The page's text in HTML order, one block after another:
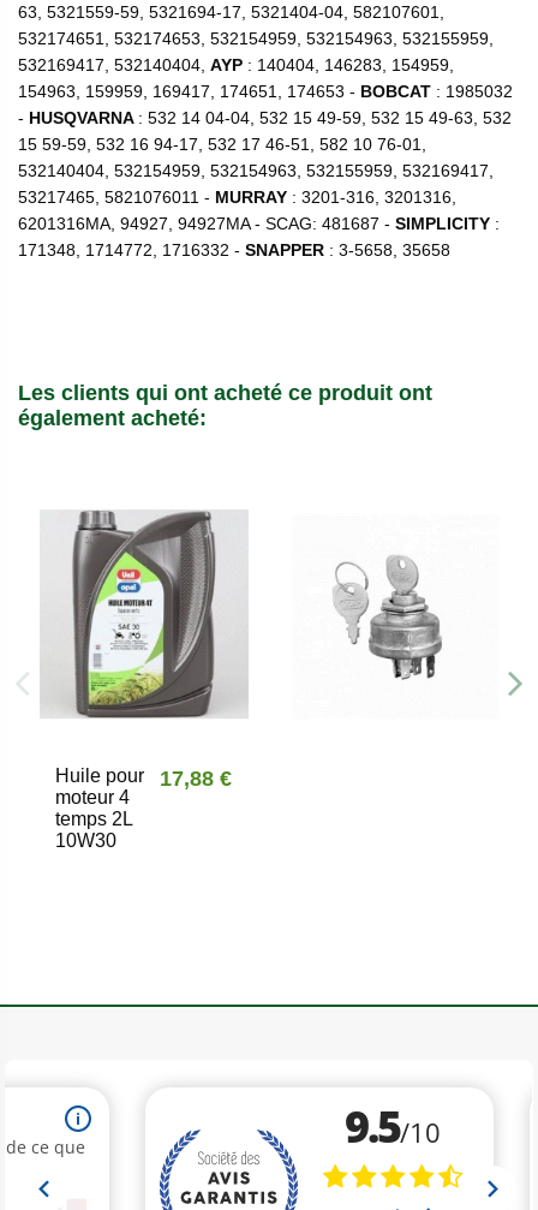
63, 5321559-59, 5321694-17, 5321404-04, 582107601,
532174651, 532174653, 532154959, 532154963, 532155959,
532169417, 532140404, AYP : 140404, 146283, 154959,
154963, 159959, 169417, 174651, 174653 - BOBCAT : 1985032
- HUSQVARNA : 532 14 04-04, 532 15 49-59, 532 15 49-63, 532
15 59-59, 532 16 94-17, 532 17 46-51, 582 10 76-01,
532140404, 532154959, 532154963, 532155959, 532169417,
53217465, 5821076011 - MURRAY : 3201-316, 3201316,
6201316MA, 94927, 94927MA - SCAG: 481687 - SIMPLICITY :
171348, 1714772, 1716332 - SNAPPER : 3-5658, 35658
Les clients qui ont acheté ce produit ont
également acheté:
Huile pour
moteur 4
temps 2L
10W30
17,88 €